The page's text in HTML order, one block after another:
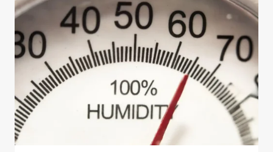
INDUSTRIAIS
EM
2025:
POR
QUE
A
VALTORIS
DESTACA